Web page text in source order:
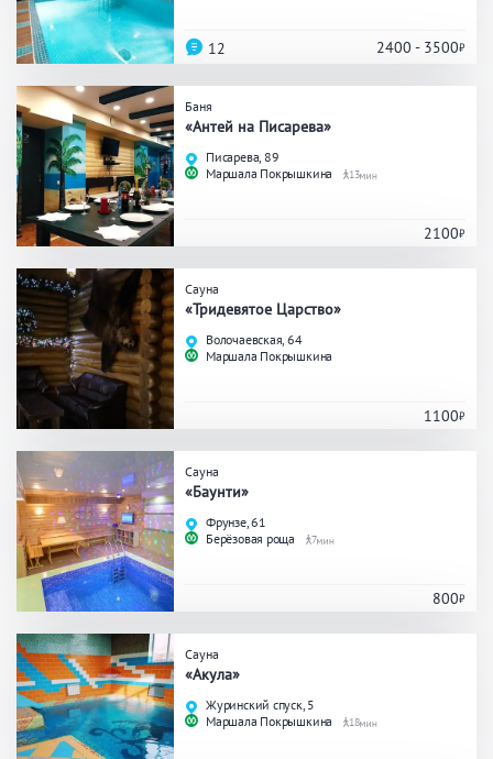
Вместимость
до 10 человек
от 20 человек
Банные услуги
Массаж
Кедровая бочка
Парильщик/ банщик
СПА
Гидромассаж
Банный чан
Общие
Круглосуточно
Банный комплекс
Аква-зона
Джакузи
Бассейн
Купель
Бассейн на улице
2400 - 3500
12
Баня
«Антей на Писарева»
Писарева, 89
Маршала Покрышкина
13
2100
Сауна
«Тридевятое Царство»
Волочаевская, 64
Маршала Покрышкина
1100
Сауна
«Баунти»
Фрунзе, 61
Берёзовая роща
7
800
Сауна
«Акула»
Журинский спуск, 5
Маршала Покрышкина
18